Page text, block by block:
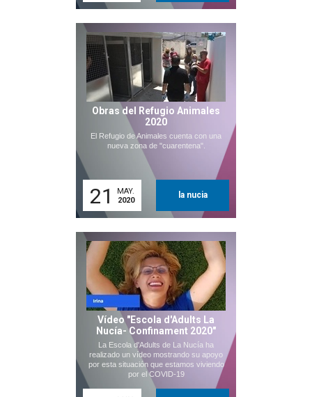
Obras del Refugio Animales
2020
El Refugio de Animales cuenta con una
nueva zona de "cuarentena".
21
MAY.
2020
la nucia
Vídeo "Escola d'Adults La
Nucía- Confinament 2020"
La Escola d'Adults de La Nucía ha
realizado un vídeo mostrando su apoyo
por esta situación que estamos viviendo
por el COVID-19